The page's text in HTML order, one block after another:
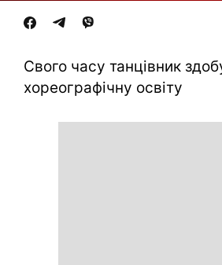
Свого часу танцівник
хореографічну освіту